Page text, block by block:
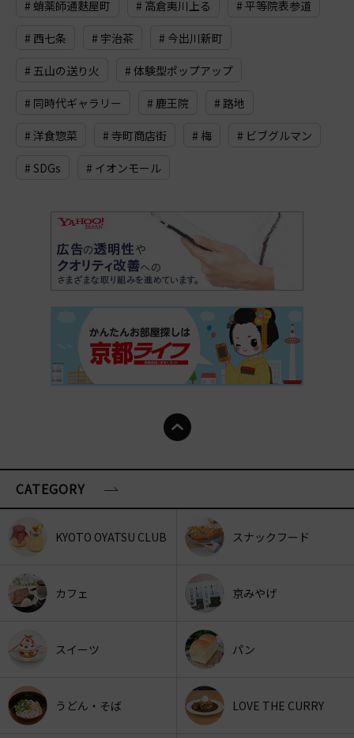
# 蛸薬師通麩屋町 # 高倉夷川上る # 平等院表参道
# 西七条 # 宇治茶 # 今出川新町
# 五山の送り火 # 体験型ポップアップ
# 同時代ギャラリー # 鹿王院 # 路地
# 洋食惣菜 # 寺町商店街 # 梅 # ビブグルマン
# SDGs # イオンモール
CATEGORY
KYOTO OYATSU CLUB スナックフード
カフェ 京みやげ
スイーツ パン
うどん・そば LOVE THE CURRY